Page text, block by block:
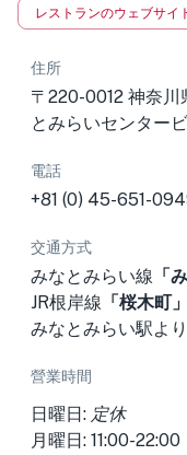
レストランのウェブサイ
住所
〒220-0012 神奈川
とみらいセンター
電話
+81 (0) 45-651-
交通方式
みなとみらい線 「
JR根岸線 「桜木町
みなとみらい駅より
營業時間
日曜日: 定休
月曜日: 11:00-22:00